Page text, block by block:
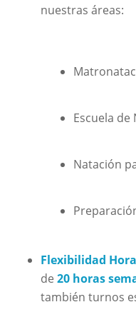
nuestras áreas:
Escuela
Natación
Flexibilidad
de 20 horas
también turnos